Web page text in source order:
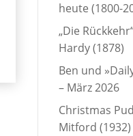
heute (1800-
„Die
Hardy (1878)
Ben und
– März 2026
Christmas
Mitford (1932)